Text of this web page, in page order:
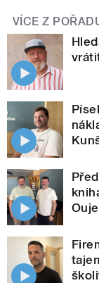
VÍCE Z